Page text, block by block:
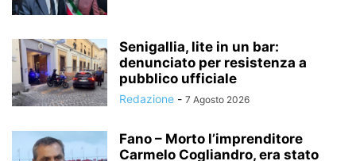
Senigallia, lite in un bar:
denunciato per resistenza a
pubblico ufficiale
Redazione - 7 Agosto 2026
Fano – Morto l’imprenditore
Carmelo Cogliandro, era stato